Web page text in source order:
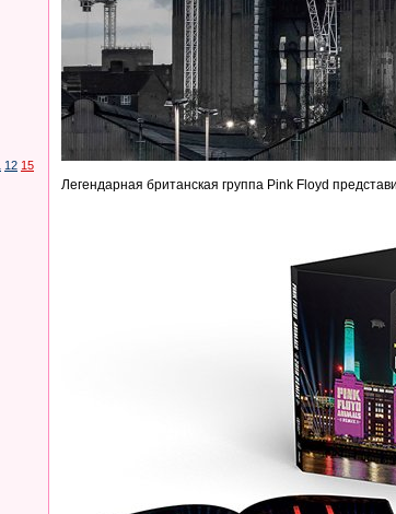
12 15
Легендарная британская группа Pink Floyd